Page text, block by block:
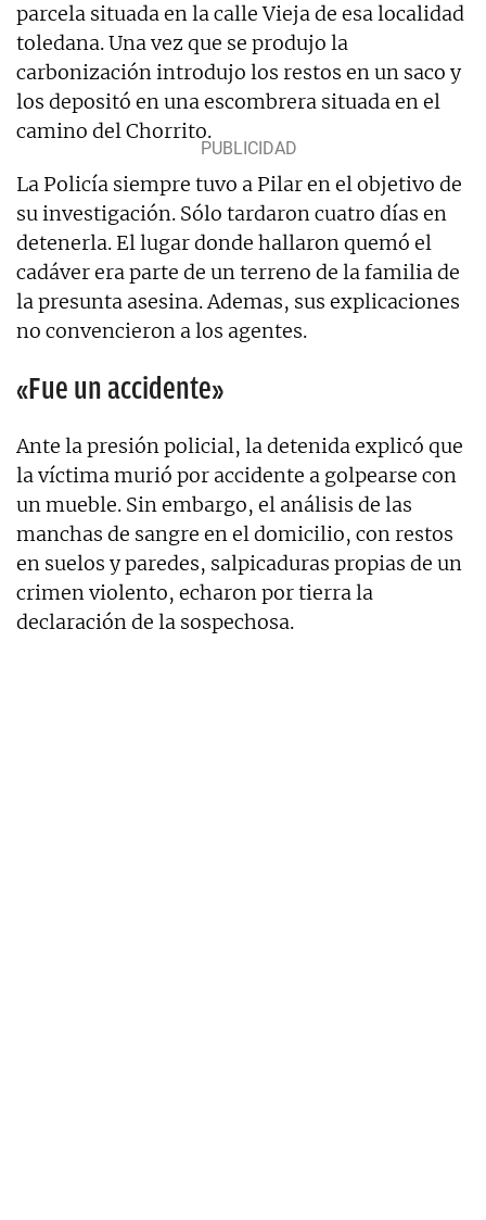
parcela situada en la calle Vieja de esa localidad
toledana. Una vez que se produjo la
carbonización introdujo los restos en un saco y
los depositó en una escombrera situada en el
camino del Chorrito.
La Policía siempre tuvo a Pilar en el objetivo de
su investigación. Sólo tardaron cuatro días en
detenerla. El lugar donde hallaron quemó el
cadáver era parte de un terreno de la familia de
la presunta asesina. Ademas, sus explicaciones
no convencieron a los agentes.
«Fue un accidente»
Ante la presión policial, la detenida explicó que
la víctima murió por accidente a golpearse con
un mueble. Sin embargo, el análisis de las
manchas de sangre en el domicilio, con restos
en suelos y paredes, salpicaduras propias de un
crimen violento, echaron por tierra la
declaración de la sospechosa.